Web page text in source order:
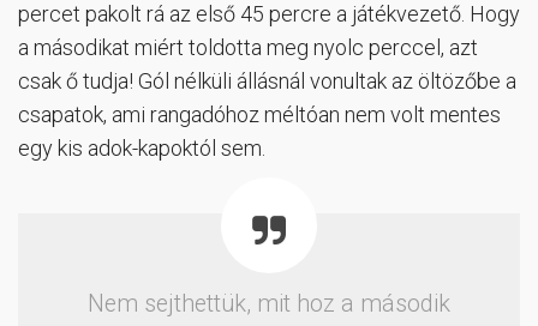
percet pakolt rá az első 45 percre a játékvezető. Hogy
a másodikat miért toldotta meg nyolc perccel, azt
csak ő tudja! Gól nélküli állásnál vonultak az öltözőbe a
csapatok, ami rangadóhoz méltóan nem volt mentes
egy kis adok-kapoktól sem.
Nem sejthettük, mit hoz a második